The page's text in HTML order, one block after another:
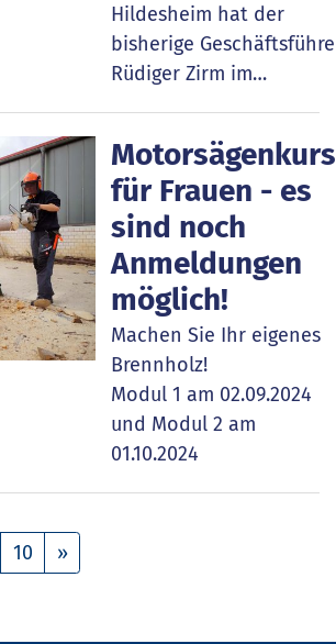
Hildesheim hat der
bisherige
Rüdiger Zirm im…
Motorsägenkurs
für Frauen - es
sind noch
Anmeldungen
möglich!
Machen Sie Ihr eigenes
Brennholz!
Modul 1 am 02.09.2024
und Modul 2 am
01.10.2024
10 »Nächste